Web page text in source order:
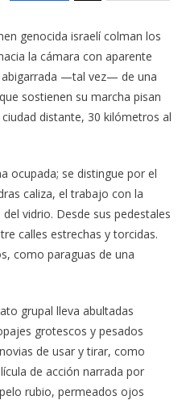
genocida israelí colman los
la cámara con aparente
abigarrada —tal vez— de una
sostienen su marcha pisan
distante, 30 kilómetros al
ocupada; se distingue por el
caliza, el trabajo con la
vidrio. Desde sus pedestales
calles estrechas y torcidas.
como paraguas de una
grupal lleva abultadas
grotescos y pesados
de usar y tirar, como
de acción narrada por
rubio, permeados ojos